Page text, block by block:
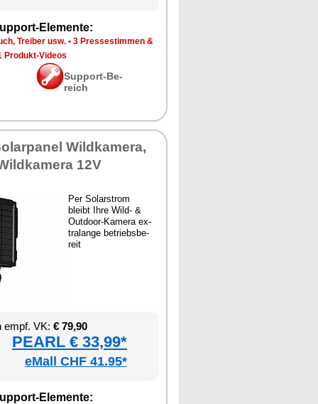
Ele­men­te:
Trei­ber usw. • 3 Pres­se­stim­men &
Pro­dukt-Vi­de­os
Sup­port-Be­
reich
Wild­ka­me­ra,
12V
Per So­lar­strom
bleibt Ih­re Wild- &
Out­door-Ka­me­ra ex­
tral­an­ge be­triebs­be­
reit
empf. VK: € 79,90
PEARL € 33,99*
eMall CHF 41.95*
Ele­men­te: